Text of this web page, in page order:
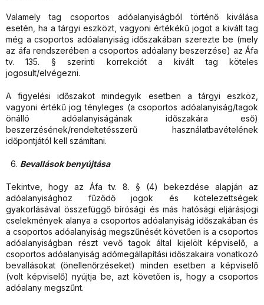
Valamely tag csoportos adóalanyiságból történő kiválása
esetén, ha a tárgyi eszközt, vagyoni értékékű jogot a kivált tag
még a csoportos adóalanyiság időszakában szerezte be (mely
az áfa rendszerében a csoportos adóalany beszerzése) az Áfa
tv. 135. § szerinti korrekciót a kivált tag köteles
jogosult/elvégezni.
A figyelési időszakot mindegyik esetben a tárgyi eszköz,
vagyoni értékű jog tényleges (a csoportos adóalanyiság/tagok
önálló adóalanyiságának időszakára eső)
beszerzésének/rendeltetésszerű használatbavételének
időpontjától kell számítani.
Bevallások benyújtása
Tekintve, hogy az Áfa tv. 8. § (4) bekezdése alapján az
adóalanyisághoz fűződő jogok és kötelezettségek
gyakorlásával összefüggő bírósági és más hatósági eljárásjogi
cselekmények alanya a csoportos adóalanyiság időszakában és
a csoportos adóalanyiság megszűnését követően is a csoportos
adóalanyiságban részt vevő tagok által kijelölt képviselő, a
csoportos adóalanyiság adómegállapítási időszakaira vonatkozó
bevallásokat (önellenőrzéseket) minden esetben a képviselő
(volt képviselő) nyújtja be, azt követően is, hogy a csoportos
adóalany megszűnt.